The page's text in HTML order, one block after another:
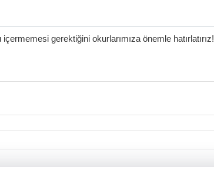
gerektiğini okurlarımıza önemle hatırlatırız!